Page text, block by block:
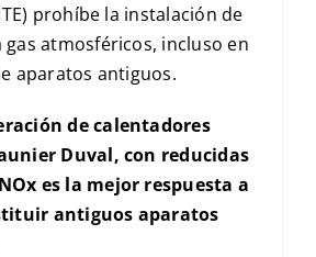
prohíbe la instalación de
gas atmosféricos, incluso en
aparatos antiguos.
de calentadores
Duval, con reducidas
es la mejor respuesta a
antiguos aparatos